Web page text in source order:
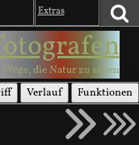
Extras
Wege, die Natur zu sehen
Verlauf Funktionen